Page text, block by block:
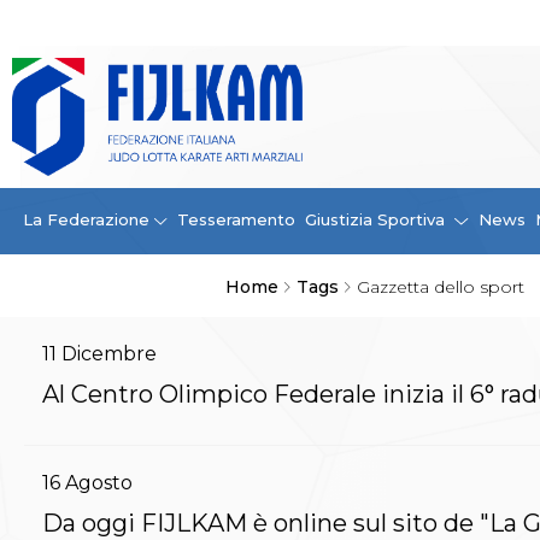
La Federazione Tesseramento Giustizia Sportiva News
Home Tags Gazzetta dello sport
La Federazione
La FIJLKAM
Organigramma
Storia
Campioni di tutti i tempi
News
Convenzioni
Contatti
Safeguarding Policy
Contatti
11 Dicembre
Al Centro Olimpico Federale inizia il 6°
16 Agosto
Da oggi FIJLKAM è online sul sito de "La